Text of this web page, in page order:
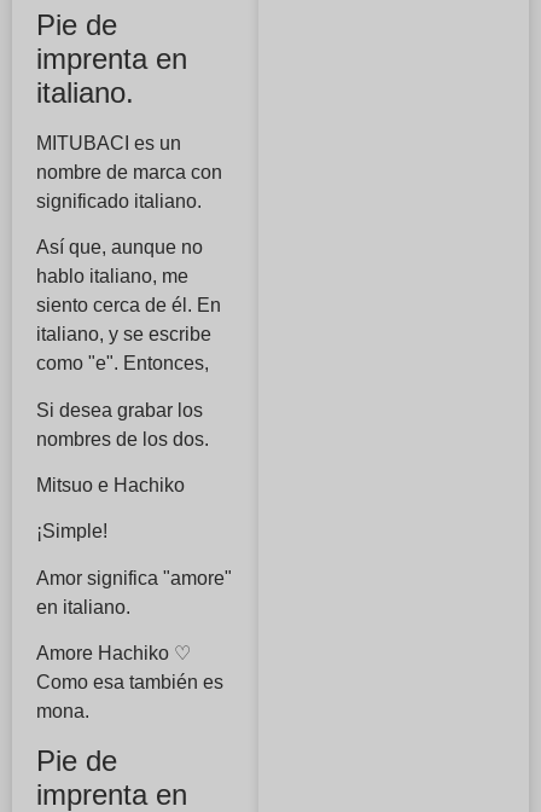
Pie de
imprenta en
italiano.
MITUBACI es un
nombre de marca con
significado italiano.
Así que, aunque no
hablo italiano, me
siento cerca de él. En
italiano, y se escribe
como "e". Entonces,
Si desea grabar los
nombres de los dos.
Mitsuo e Hachiko
¡Simple!
Amor significa "amore"
en italiano.
Amore Hachiko ♡
Como esa también es
mona.
Pie de
imprenta en